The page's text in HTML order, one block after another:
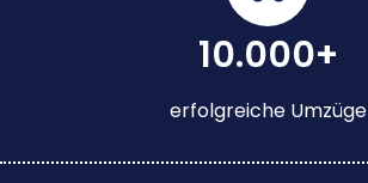
10.000+
erfolgreiche Umzüge